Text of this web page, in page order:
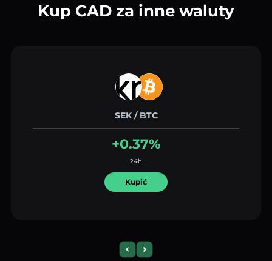
Kup CAD za inne waluty
SEK / BTC
+0.37%
24h
Kupić
Previous slide
Next slide